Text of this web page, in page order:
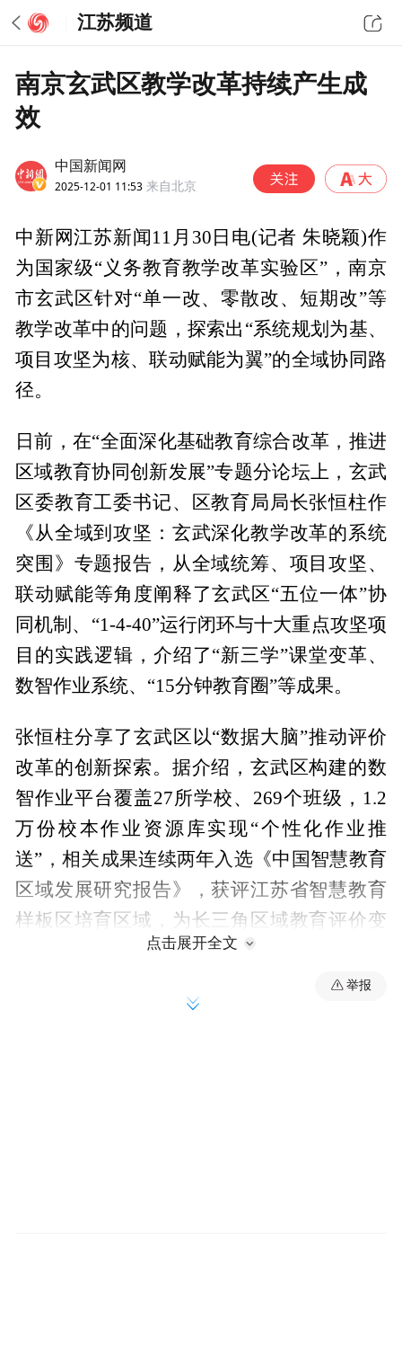
江苏频道
南京玄武区教学改革持续产生成
效
中国新闻网
2025-12-01 11:53 来自北京
中新网江苏新闻11月30日电(记者 朱晓颖)作
为国家级“义务教育教学改革实验区”，南京
市玄武区针对“单一改、零散改、短期改”等
教学改革中的问题，探索出“系统规划为基、
项目攻坚为核、联动赋能为翼”的全域协同路
径。
日前，在“全面深化基础教育综合改革，推进
区域教育协同创新发展”专题分论坛上，玄武
区委教育工委书记、区教育局局长张恒柱作
《从全域到攻坚：玄武深化教学改革的系统
突围》专题报告，从全域统筹、项目攻坚、
联动赋能等角度阐释了玄武区“五位一体”协
同机制、“1-4-40”运行闭环与十大重点攻坚项
目的实践逻辑，介绍了“新三学”课堂变革、
数智作业系统、“15分钟教育圈”等成果。
张恒柱分享了玄武区以“数据大脑”推动评价
改革的创新探索。据介绍，玄武区构建的数
智作业平台覆盖27所学校、269个班级，1.2
万份校本作业资源库实现“个性化作业推
送”，相关成果连续两年入选《中国智慧教育
区域发展研究报告》，获评江苏省智慧教育
样板区培育区域，为长三角区域教育评价变
革提供了案例。点击展开全文
举报